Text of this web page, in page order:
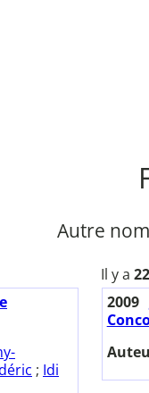
Autre
Il y a
; Idi
2009